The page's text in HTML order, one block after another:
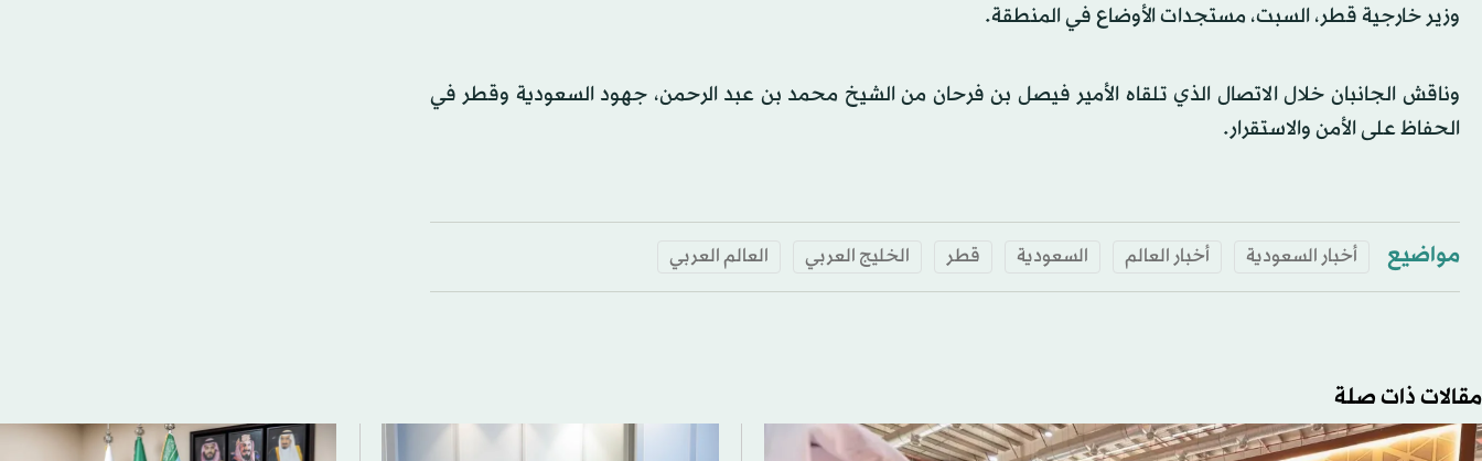
وزير خارجية قطر، السبت، مستجدات الأوضاع في المنطقة.
وناقش الجانبان خلال الاتصال الذي تلقاه الأمير فيصل بن فرحان من الشيخ محمد بن عبد الرحمن، جهود السعودية وقطر في
الحفاظ على الأمن والاستقرار.
مواضيع أخبار السعودية أخبار العالم السعودية قطر الخليج العربي العالم العربي
مقالات ذات صلة